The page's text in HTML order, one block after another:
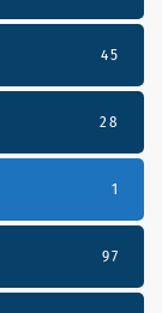
45
28
1
97